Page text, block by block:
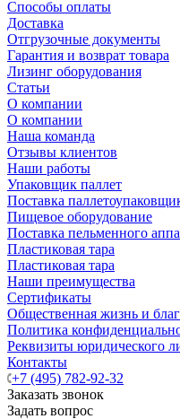
Способы оплаты
Доставка
Отгрузочные документы
Гарантия и возврат товара
Лизинг оборудования
Статьи
О компании
О компании
Наша команда
Отзывы клиентов
Наши работы
Упаковщик паллет
Поставка
Пищевое оборудование
Поставка пельменного
Пластиковая тара
Пластиковая тара
Наши преимущества
Сертификаты
Общественная жизнь и
Политика
Реквизиты юридического
Контакты
+7 (495) 782-92-32
Заказать звонок
Задать вопрос